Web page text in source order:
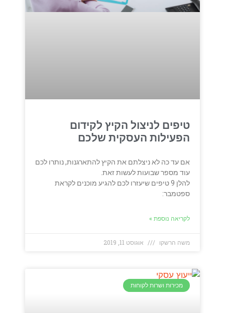
טיפים לניצול הקיץ לקידום
הפעילות העסקית שלכם
אם עד כה לא ניצלתם את הקיץ להתארגנות, נותרו לכם
עוד מספר שבועות לעשות זאת.
להלן 9 טיפים שיעזרו לכם להגיע מוכנים לקראת
ספטמבר:
לקריאה נוספת »
משה הרשקו אוגוסט 11, 2019
מכירות ושרות לקוחות